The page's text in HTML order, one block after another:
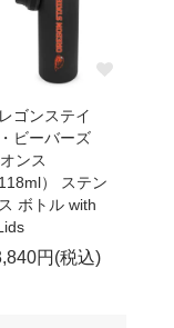
ゴンステイ
ビーバーズ
ンス
118ml） ステン
ボトル with
円(税込)